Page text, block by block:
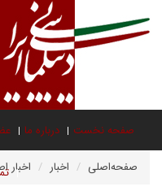
صفحه نخست درباره ما
صفحه‌اصلی اخبار اخبار